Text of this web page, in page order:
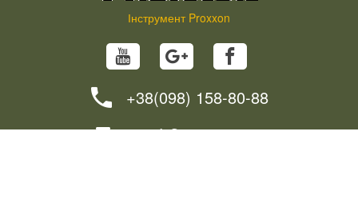
Інструмент Proxxon
+38(098) 158-80-88
info@proxxon.in.ua